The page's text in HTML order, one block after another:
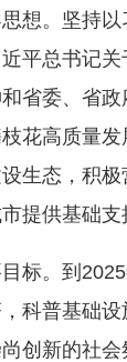
。坚持以
平总书记
省委、省
花高质量
生态，积
提供基础支
。到2025
科普基础
创新的社会